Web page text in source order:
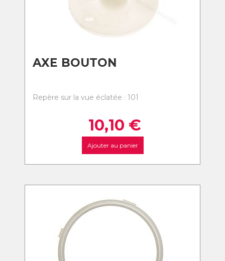
AXE BOUTON
Repère sur la vue éclatée : 101
10,10 €
Ajouter au panier